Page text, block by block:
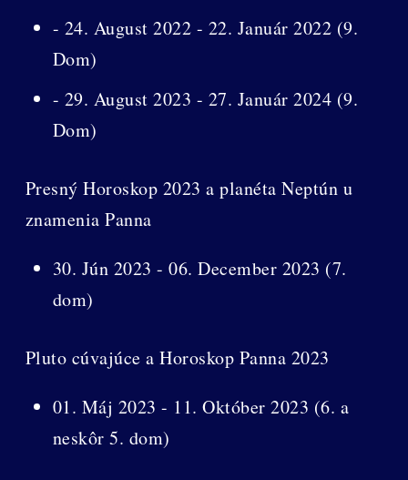
- 24. August 2022 - 22. Január 2022 (9.
Dom)
- 29. August 2023 - 27. Január 2024 (9.
Dom)
Presný Horoskop 2023 a planéta Neptún u
znamenia Panna
30. Jún 2023 - 06. December 2023 (7.
dom)
Pluto cúvajúce a Horoskop Panna 2023
01. Máj 2023 - 11. Október 2023 (6. a
neskôr 5. dom)